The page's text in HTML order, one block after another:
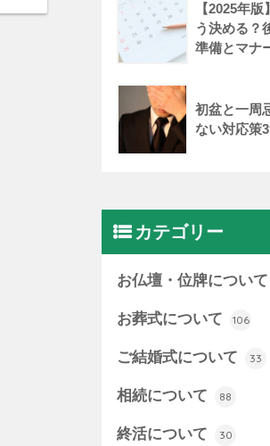
【2025年
う決める？
準備とマナ
初盆と一周
ない対応策
カテゴリー
お仏壇・位牌について
お葬式について 106
ご結婚式について 33
相続について 88
終活について 30